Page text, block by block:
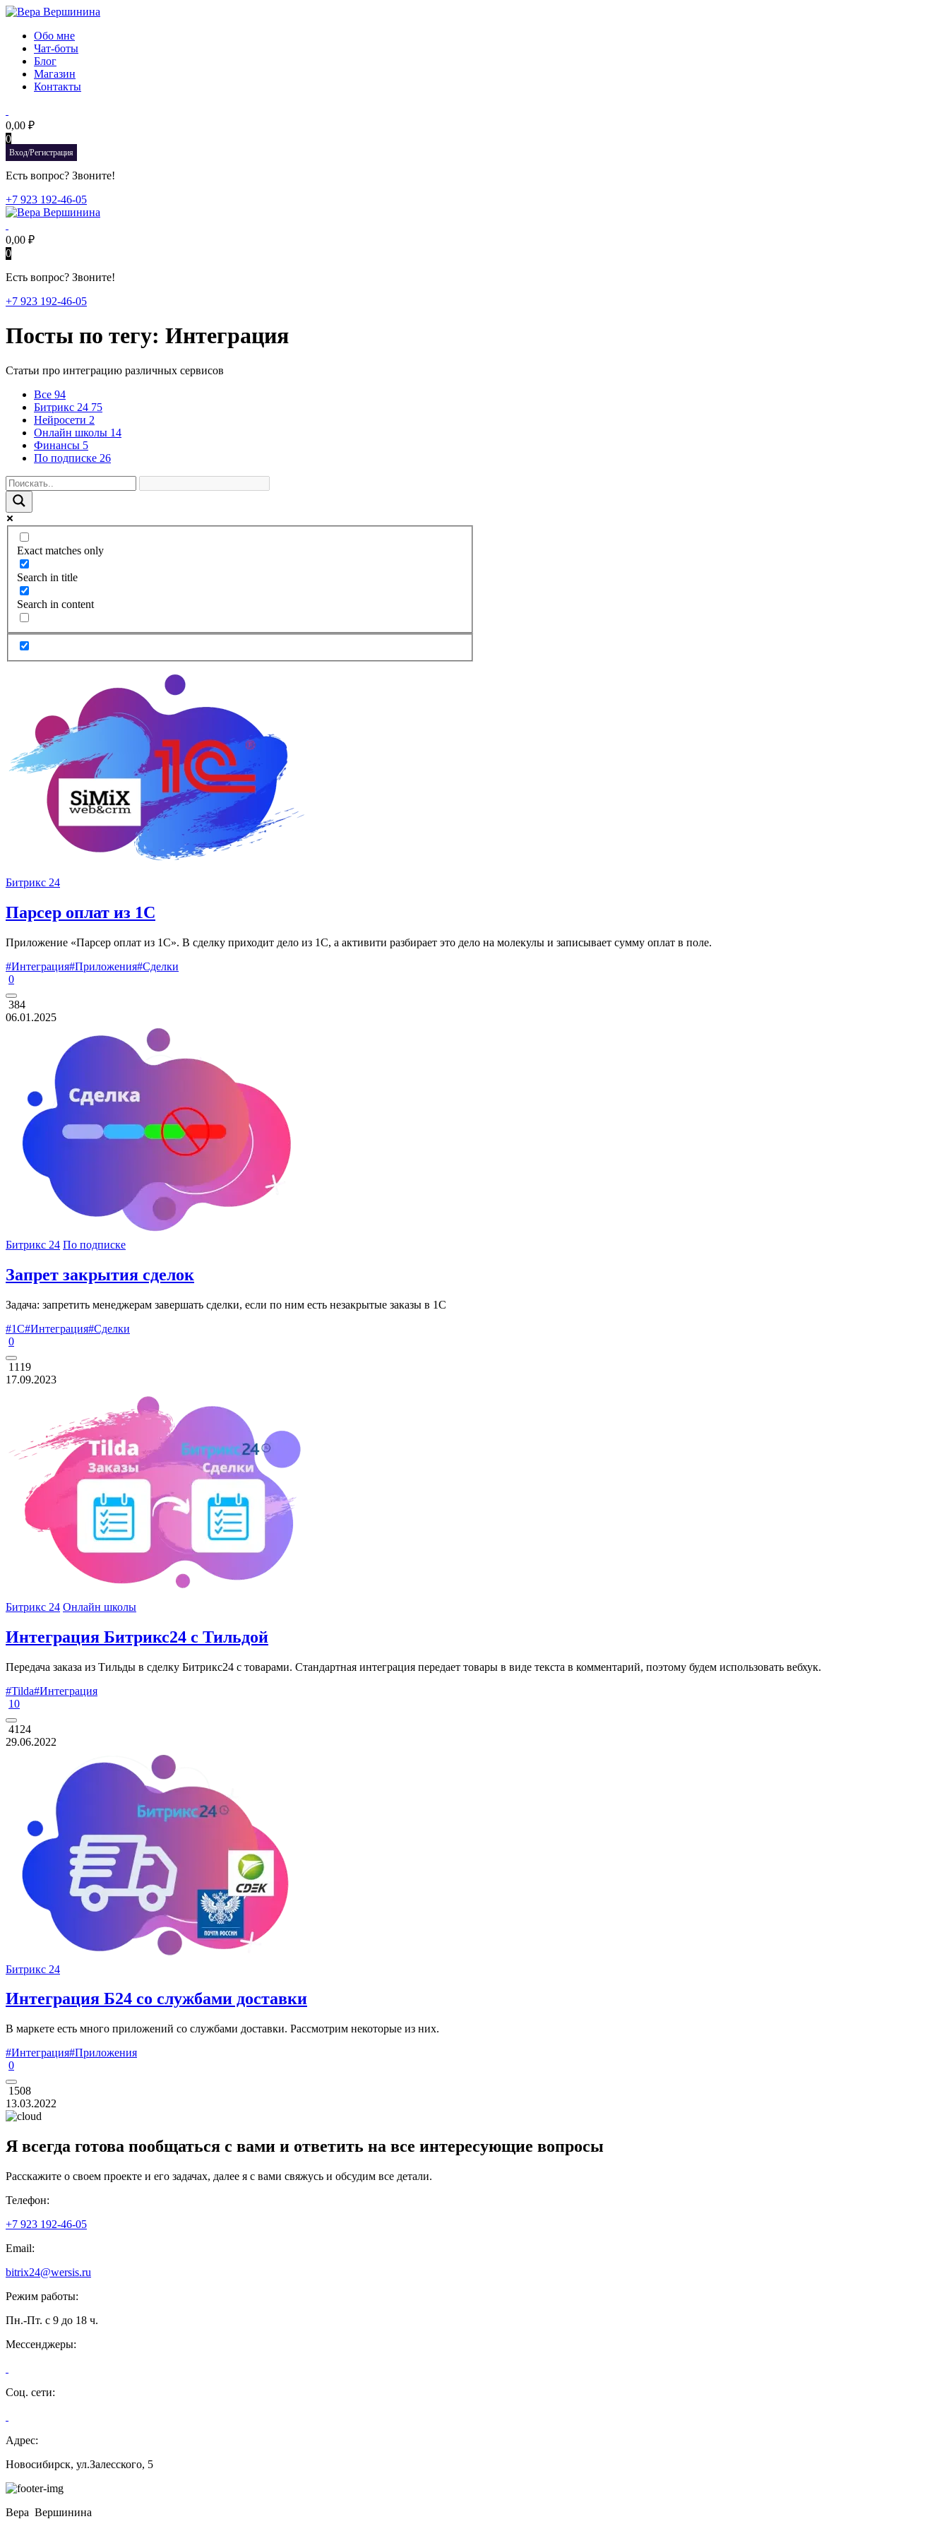
Обо мне
Чат-боты
Блог
Магазин
Контакты
0,00 ₽
0
Вход/Регистрация
Есть вопрос? Звоните!
+7 923 192-46-05
0,00 ₽
0
Есть вопрос? Звоните!
+7 923 192-46-05
Посты по тегу: Интеграция
Статьи про интеграцию различных сервисов
Все 94
Битрикс 24 75
Нейросети 2
Онлайн школы 14
Финансы 5
По подписке 26
Exact matches only
Search in title
Search in content
Битрикс 24
Парсер оплат из 1С
Приложение «Парсер оплат из 1С». В сделку приходит дело из 1С, а активити разбирает это дело на молекулы и записывает сумму оплат в поле.
#Интеграция#Приложения#Сделки
0
384
06.01.2025
Битрикс 24 По подписке
Запрет закрытия сделок
Задача: запретить менеджерам завершать сделки, если по ним есть незакрытые заказы в 1С
#1С#Интеграция#Сделки
0
1119
17.09.2023
Битрикс 24 Онлайн школы
Интеграция Битрикс24 с Тильдой
Передача заказа из Тильды в сделку Битрикс24 с товарами. Стандартная интеграция передает товары в виде текста в комментарий, поэтому будем использовать вебхук.
#Tilda#Интеграция
10
4124
29.06.2022
Битрикс 24
Интеграция Б24 со службами доставки
В маркете есть много приложений со службами доставки. Рассмотрим некоторые из них.
#Интеграция#Приложения
0
1508
13.03.2022
Я всегда готова пообщаться с вами и ответить на все интересующие вопросы
Расскажите о своем проекте и его задачах, далее я с вами свяжусь и обсудим все детали.
Телефон:
+7 923 192-46-05
Email:
bitrix24@wersis.ru
Режим работы:
Пн.-Пт. с 9 до 18 ч.
Мессенджеры:
Соц. сети:
Адрес:
Новосибирск, ул.Залесского, 5
Вера Вершинина